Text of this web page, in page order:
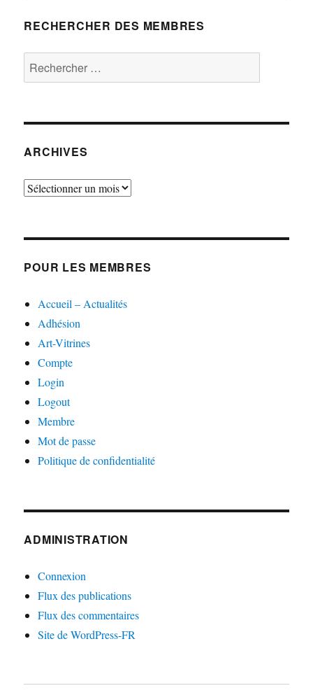
RECHERCHER DES MEMBRES
Rechercher :
ARCHIVES
Archives
POUR LES MEMBRES
Accueil – Actualités
Adhésion
Art-Vitrines
Compte
Login
Logout
Membre
Mot de passe
Politique de confidentialité
ADMINISTRATION
Connexion
Flux des publications
Flux des commentaires
Site de WordPress-FR